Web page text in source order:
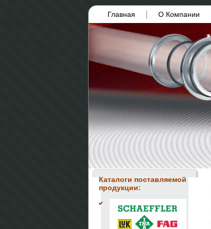
Главная О Компании
Каталоги поставляемой
продукции: